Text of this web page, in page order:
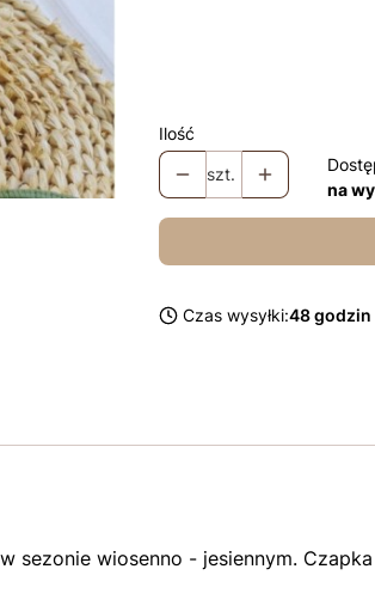
Ilość
szt.
na
Czas wysyłki:48 godzin
sezonie wiosenno - jesiennym.